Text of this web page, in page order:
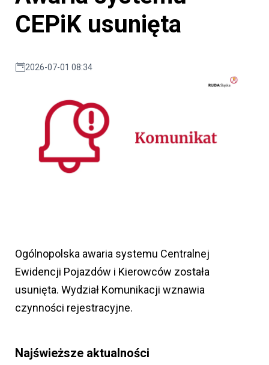
CEPiK usunięta
2026-07-01 08:34
Ogólnopolska awaria systemu Centralnej
Ewidencji Pojazdów i Kierowców została
usunięta. Wydział Komunikacji wznawia
czynności rejestracyjne.
Najświeższe aktualności